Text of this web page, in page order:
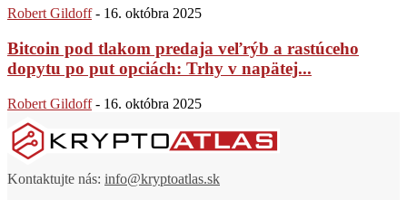
Robert Gildoff - 16. októbra 2025
Bitcoin pod tlakom predaja veľrýb a rastúceho
dopytu po put opciách: Trhy v napätej...
Robert Gildoff - 16. októbra 2025
Kontaktujte nás: info@kryptoatlas.sk